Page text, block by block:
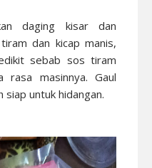
daging kisar dan
dan kicap manis,
sebab sos tiram
rasa masinnya. Gaul
untuk hidangan.